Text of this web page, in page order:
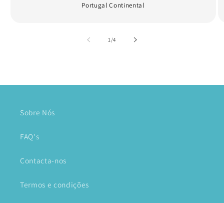
Portugal Continental
1/de
4
Sobre Nós
FAQ's
Contacta-nos
Termos e condições